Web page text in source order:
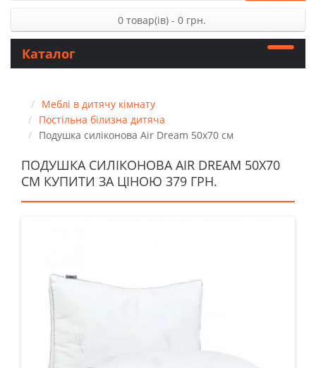
0 товар(ів) - 0 грн.
Каталог
Меблі в дитячу кімнату
Постільна білизна дитяча
Подушка силіконова Air Dream 50х70 см
ПОДУШКА СИЛІКОНОВА AIR DREAM 50Х70
СМ КУПИТИ ЗА ЦІНОЮ 379 ГРН.